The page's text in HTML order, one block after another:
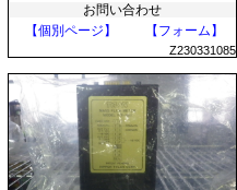
お問い合わせ
【個別ページ】
【フォーム】
Z230331085